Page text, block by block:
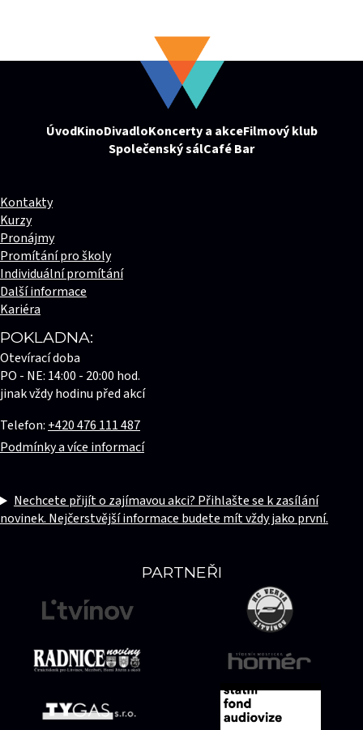
ÚvodKinoDivadloKoncerty a akceFilmový klub
Společenský sálCafé Bar
PARTNEŘI
Kontakty
Kurzy
Pronájmy
Promítání pro školy
Individuální promítání
Další informace
Kariéra
POKLADNA:
Otevírací doba
PO - NE: 14:00 - 20:00 hod.
jinak vždy hodinu před akcí
Telefon:+420 476 111 487
Podmínky a více informací
Nechcete přijít o zajímavou akci? Přihlašte se k zasílání
novinek. Nejčerstvější informace budete mít vždy jako první.